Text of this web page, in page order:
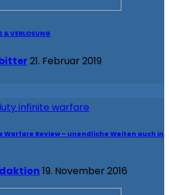
VERLOSUNG
21. Februar 2019
Warfare Review – unendliche Weiten auch in
19. November 2016